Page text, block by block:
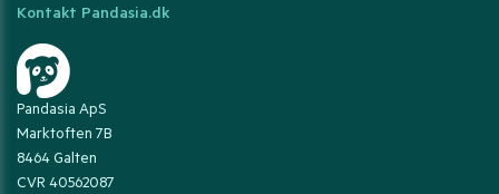
Kontakt Pandasia.dk
Pandasia ApS
Marktoften 7B
8464 Galten
CVR 40562087